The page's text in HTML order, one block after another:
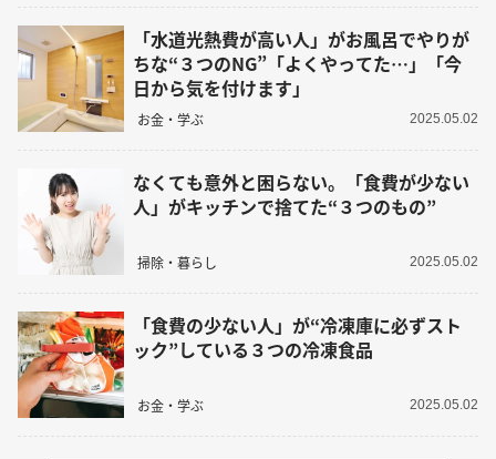
「水道光熱費が高い人」がお風呂でやりが
ちな“３つのNG”「よくやってた…」「今
日から気を付けます」
お金・学ぶ 2025.05.02
なくても意外と困らない。「食費が少ない
人」がキッチンで捨てた“３つのもの”
掃除・暮らし 2025.05.02
「食費の少ない人」が“冷凍庫に必ずスト
ック”している３つの冷凍食品
お金・学ぶ 2025.05.02